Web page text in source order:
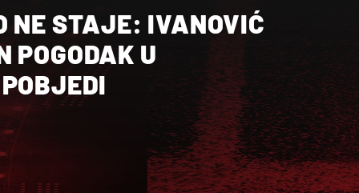
NE STAJE: IVANOVIĆ
POGODAK U